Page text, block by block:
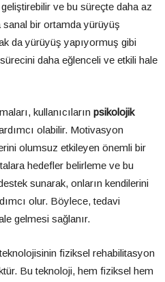
geliştirebilir ve bu süreçte daha az
sanal bir ortamda yürüyüş
da yürüyüş yapıyormuş gibi
daha eğlenceli ve etkili hale
kullanıcıların psikolojik
olabilir. Motivasyon
olumsuz etkileyen önemli bir
hedefler belirleme ve bu
sunarak, onların kendilerini
olur. Böylece, tedavi
gelmesi sağlanır.
fiziksel rehabilitasyon
Bu teknoloji, hem fiziksel hem